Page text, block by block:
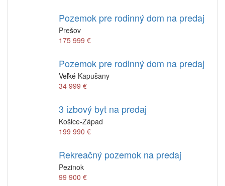
Pozemok pre rodinný dom na predaj
Prešov
175 999 €
Pozemok pre rodinný dom na predaj
Veľké Kapušany
34 999 €
3 izbový byt na predaj
Košice-Západ
199 990 €
Rekreačný pozemok na predaj
Pezinok
99 900 €